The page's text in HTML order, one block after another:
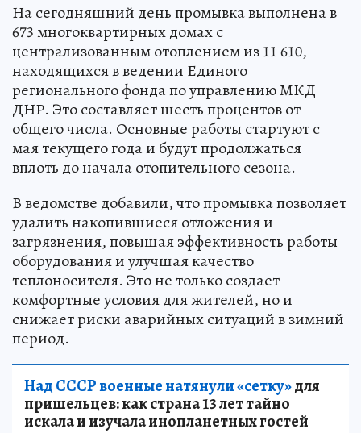
На сегодняшний день промывка выполнена в
673 многоквартирных домах с
централизованным отоплением из 11 610,
находящихся в ведении Единого
регионального фонда по управлению МКД
ДНР. Это составляет шесть процентов от
общего числа. Основные работы стартуют с
мая текущего года и будут продолжаться
вплоть до начала отопительного сезона.
В ведомстве добавили, что промывка позволяет
удалить накопившиеся отложения и
загрязнения, повышая эффективность работы
оборудования и улучшая качество
теплоносителя. Это не только создает
комфортные условия для жителей, но и
снижает риски аварийных ситуаций в зимний
период.
Над СССР военные натянули «сетку»для
пришельцев: как страна 13 лет тайно
искала и изучала инопланетных гостей